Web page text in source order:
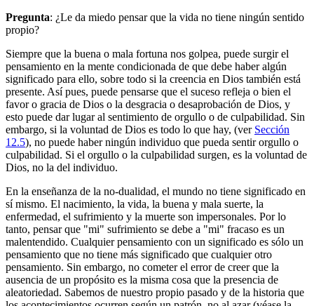
Pregunta: ¿Le da miedo pensar que la vida no tiene ningún sentido
propio?
Siempre que la buena o mala fortuna nos golpea, puede surgir el
pensamiento en la mente condicionada de que debe haber algún
significado para ello, sobre todo si la creencia en Dios también está
presente. Así pues, puede pensarse que el suceso refleja o bien el
favor o gracia de Dios o la desgracia o desaprobación de Dios, y
esto puede dar lugar al sentimiento de orgullo o de culpabilidad. Sin
embargo, si la voluntad de Dios es todo lo que hay, (ver Sección
12.5), no puede haber ningún individuo que pueda sentir orgullo o
culpabilidad. Si el orgullo o la culpabilidad surgen, es la voluntad de
Dios, no la del individuo.
En la enseñanza de la no-dualidad, el mundo no tiene significado en
sí mismo. El nacimiento, la vida, la buena y mala suerte, la
enfermedad, el sufrimiento y la muerte son impersonales. Por lo
tanto, pensar que "mi" sufrimiento se debe a "mi" fracaso es un
malentendido. Cualquier pensamiento con un significado es sólo un
pensamiento que no tiene más significado que cualquier otro
pensamiento. Sin embargo, no cometer el error de creer que la
ausencia de un propósito es la misma cosa que la presencia de
aleatoriedad. Sabemos de nuestro propio pasado y de la historia que